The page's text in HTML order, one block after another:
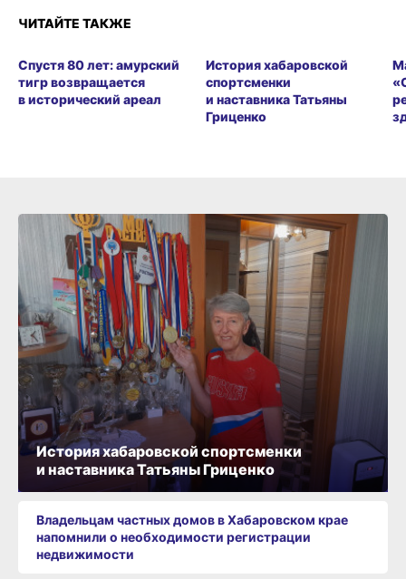
ЧИТАЙТЕ ТАКЖЕ
Спустя 80 лет: амурский
тигр возвращается
в исторический ареал
История хабаровской
спортсменки
и наставника Татьяны
Гриценко
История хабаровской спортсменки
и наставника Татьяны Гриценко
Владельцам частных домов в Хабаровском крае
напомнили о необходимости регистрации
недвижимости